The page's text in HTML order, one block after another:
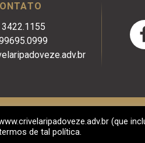
3422.1155
(que
de tal política.